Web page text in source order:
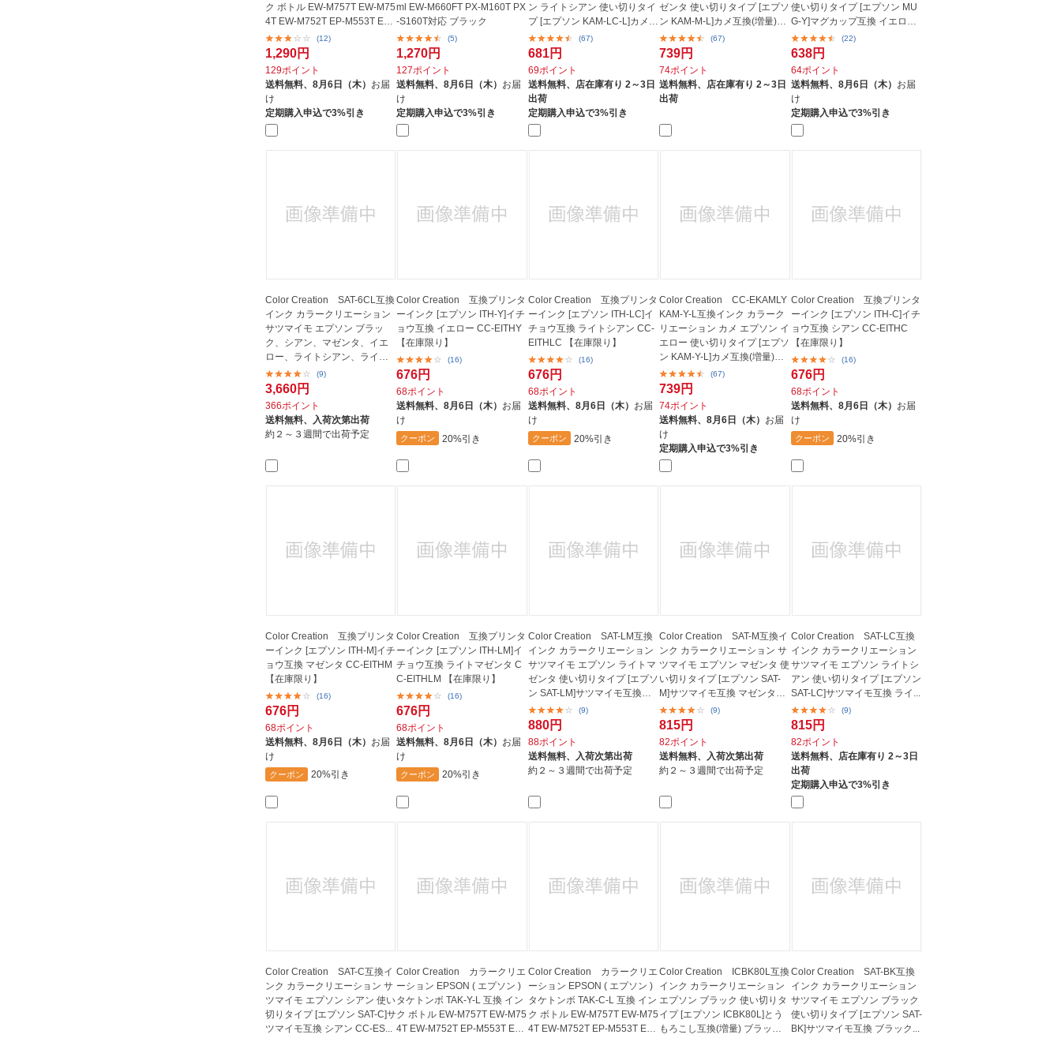
ク ボトル EW-M757T EW-M75
4T EW-M752T EP-M553T EP-
M552T...
(12)
1,290円
129ポイント
送料無料、 8月6日（木） お届
け
定期購入申込で3%引き
ml EW-M660FT PX-M160T PX
-S160T対応 ブラック
(5)
1,270円
127ポイント
送料無料、8月6日（木） お届
け
定期購入申込で3%引き
ン ライトシアン 使い切りタイ
プ [エプソン KAM-LC-L]カメ互
換(...
(67)
681円
69ポイント
送料無料、 店在庫有り 2～3日
出荷
定期購入申込で3%引き
ゼンタ 使い切りタイプ [エプソ
ン KAM-M-L]カメ互換(増量)
マ...
(67)
739円
74ポイント
送料無料、 店在庫有り 2～3日
出荷
使い切りタイプ [エプソン MU
G-Y]マグカップ互換 イエロー
C...
(22)
638円
64ポイント
送料無料、 8月6日（木） お届
け
定期購入申込で3%引き
Color Creation SAT-6CL互換
インク カラークリエーション
サツマイモ エプソン ブラッ
ク、シアン、マゼンタ、イエ
ロー、ライトシアン、ライト
マゼ...
(9)
3,660円
366ポイント
送料無料、 入荷次第出荷
約２～３週間で出荷予定
Color Creation 互換プリンタ
ーインク [エプソン ITH-Y]イチ
ョウ互換 イエロー CC-EITHY
【在庫限り】
(16)
676円
68ポイント
送料無料、8月6日（木） お届
け
クーポン 20%引き
Color Creation 互換プリンタ
ーインク [エプソン ITH-LC]イ
チョウ互換 ライトシアン CC-
EITHLC 【在庫限り】
(16)
676円
68ポイント
送料無料、 8月6日（木） お届
け
クーポン 20%引き
Color Creation CC-EKAMLY
KAM-Y-L互換インク カラーク
リエーション カメ エプソン イ
エロー 使い切りタイプ [エプソ
ン KAM-Y-L]カメ互換(増量)
イ...
(67)
739円
74ポイント
送料無料、8月6日（木） お届
け
定期購入申込で3%引き
Color Creation 互換プリンタ
ーインク [エプソン ITH-C]イチ
ョウ互換 シアン CC-EITHC
【在庫限り】
(16)
676円
68ポイント
送料無料、 8月6日（木） お届
け
クーポン 20%引き
Color Creation 互換プリンタ
ーインク [エプソン ITH-M]イチ
ョウ互換 マゼンタ CC-EITHM
【在庫限り】
(16)
676円
68ポイント
送料無料、 8月6日（木） お届
け
クーポン 20%引き
Color Creation 互換プリンタ
ーインク [エプソン ITH-LM]イ
チョウ互換 ライトマゼンタ C
C-EITHLM 【在庫限り】
(16)
676円
68ポイント
送料無料、8月6日（木） お届
け
クーポン 20%引き
Color Creation SAT-LM互換
インク カラークリエーション
サツマイモ エプソン ライトマ
ゼンタ 使い切りタイプ [エプソ
ン SAT-LM]サツマイモ互換
ラ...
(9)
880円
88ポイント
送料無料、
入荷次第出荷
約２～３週間で出荷予定
Color Creation SAT-M互換イ
ンク カラークリエーション サ
ツマイモ エプソン マゼンタ 使
い切りタイプ [エプソン SAT-
M]サツマイモ互換 マゼンタ
C...
(9)
815円
82ポイント
送料無料、
入荷次第出荷
約２～３週間で出荷予定
Color Creation SAT-LC互換
インク カラークリエーション
サツマイモ エプソン ライトシ
アン 使い切りタイプ [エプソン
SAT-LC]サツマイモ互換 ライ...
(9)
815円
82ポイント
送料無料、
店在庫有り 2～3日
出荷
定期購入申込で3%引き
Color Creation SAT-C互換イ
ンク カラークリエーション サ
ツマイモ エプソン シアン 使い
切りタイプ [エプソン SAT-C]サ
ツマイモ互換 シアン CC-ES...
Color Creation カラークリエ
ーション EPSON ( エプソン )
タケトンボ TAK-Y-L 互換 イン
ク ボトル EW-M757T EW-M75
4T EW-M752T EP-M553T EP-
Color Creation カラークリエ
ーション EPSON ( エプソン )
タケトンボ TAK-C-L 互換 イン
ク ボトル EW-M757T EW-M75
4T EW-M752T EP-M553T EP-
Color Creation ICBK80L互換
インク カラークリエーション
エプソン ブラック 使い切りタ
イプ [エプソン ICBK80L]とう
もろこし互換(増量) ブラック
Color Creation SAT-BK互換
インク カラークリエーション
サツマイモ エプソン ブラック
使い切りタイプ [エプソン SAT-
BK]サツマイモ互換 ブラック...